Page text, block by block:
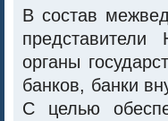
В состав
представители
органы
банков, банки
С целью